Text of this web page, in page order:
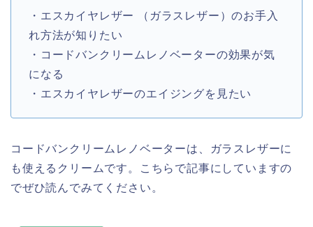
・エスカイヤレザー （ガラスレザー）のお手入
れ方法が知りたい
・コードバンクリームレノベーターの効果が気
になる
・エスカイヤレザーのエイジングを見たい
コードバンクリームレノベーターは、ガラスレザーに
も使えるクリームです。こちらで記事にしていますの
でぜひ読んでみてください。